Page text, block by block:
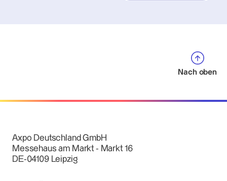
Nach oben
Axpo Deutschland GmbH
Messehaus am Markt - Markt 16
DE-04109 Leipzig